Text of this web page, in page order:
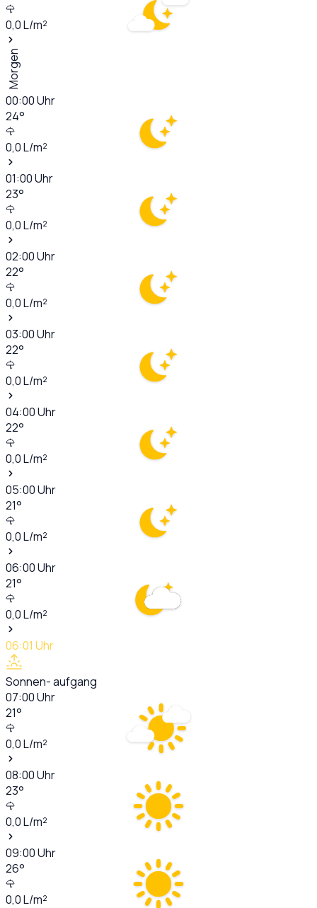
0,0L/m²
Morgen
00:00Uhr
24°
0,0L/m²
01:00Uhr
23°
0,0L/m²
02:00Uhr
22°
0,0L/m²
03:00Uhr
22°
0,0L/m²
04:00Uhr
22°
0,0L/m²
05:00Uhr
21°
0,0L/m²
06:00Uhr
21°
0,0L/m²
06:01 Uhr
Sonnen- aufgang
07:00Uhr
21°
0,0L/m²
08:00Uhr
23°
0,0L/m²
09:00Uhr
26°
0,0L/m²